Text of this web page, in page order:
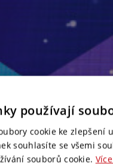
používají
cookie ke zlepšení
souhlasíte se všemi
souborů cookie.